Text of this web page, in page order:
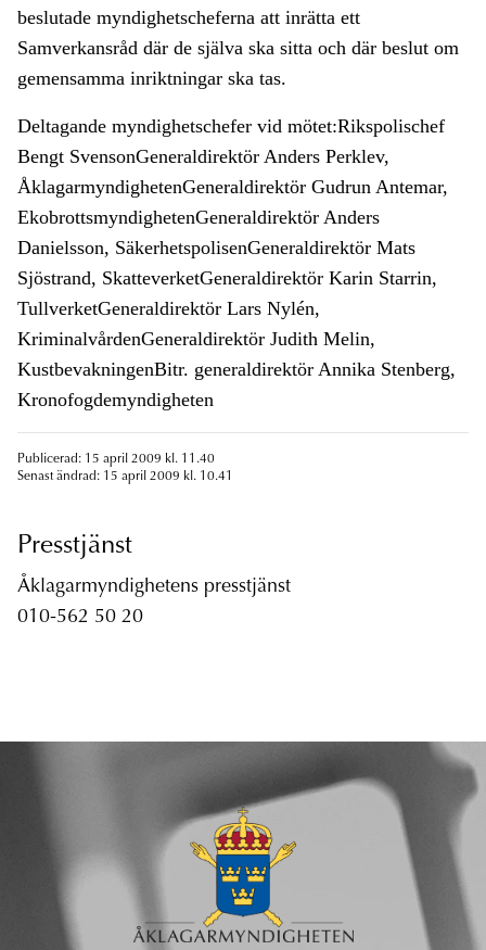
beslutade myndighetscheferna att inrätta ett
Samverkansråd där de själva ska sitta och där beslut om
gemensamma inriktningar ska tas.
Deltagande myndighetschefer vid mötet:Rikspolischef
Bengt SvensonGeneraldirektör Anders Perklev,
ÅklagarmyndighetenGeneraldirektör Gudrun Antemar,
EkobrottsmyndighetenGeneraldirektör Anders
Danielsson, SäkerhetspolisenGeneraldirektör Mats
Sjöstrand, SkatteverketGeneraldirektör Karin Starrin,
TullverketGeneraldirektör Lars Nylén,
KriminalvårdenGeneraldirektör Judith Melin,
KustbevakningenBitr. generaldirektör Annika Stenberg,
Kronofogdemyndigheten
Publicerad: 15 april 2009 kl. 11.40
Senast ändrad: 15 april 2009 kl. 10.41
Presstjänst
Åklagarmyndighetens presstjänst
010-562 50 20